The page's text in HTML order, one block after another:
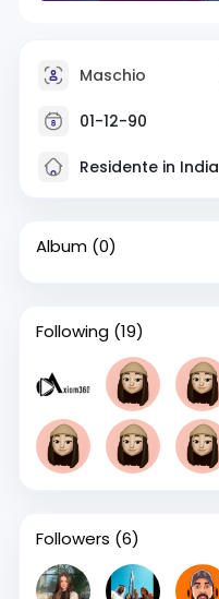
Maschio
01-12-90
Residente in India
Album (0)
Following (19)
Followers (6)